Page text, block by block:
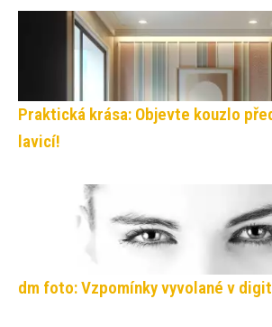
Praktická krása: Objevte kouzlo
lavicí!
dm foto: Vzpomínky vyvolané v